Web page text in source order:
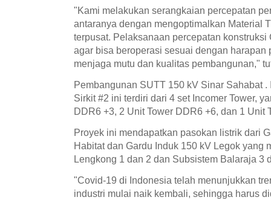
"Kami melakukan serangkaian percepatan
antaranya dengan mengoptimalkan Material
terpusat. Pelaksanaan percepatan
agar bisa beroperasi sesuai dengan harapan
menjaga mutu dan kualitas pembangunan,"
Pembangunan SUTT 150 kV Sinar Sahabat
Sirkit #2 ini terdiri dari 4 set Incomer Tower,
DDR6 +3, 2 Unit Tower DDR6 +6, dan 1 Unit
Proyek ini mendapatkan pasokan listrik dari
Habitat dan Gardu Induk 150 kV Legok yang
Lengkong 1 dan 2 dan Subsistem Balaraja 3
"Covid-19 di Indonesia telah menunjukkan
industri mulai naik kembali, sehingga harus